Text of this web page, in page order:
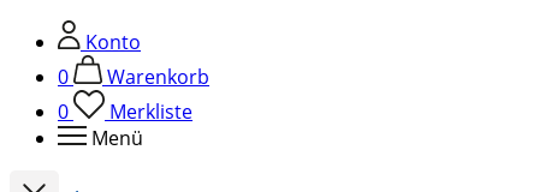
Konto
0
Warenkorb
0
Merkliste
Menü